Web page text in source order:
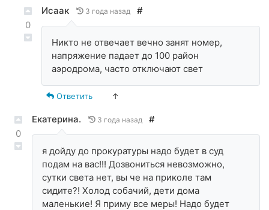
0
Исаак 3 года назад #
Никто не отвечает вечно занят номер,
напряжение падает до 100 район
аэродрома, часто отключают свет
Ответить ↑
0
Екатерина. 3 года назад #
я дойду до прокуратуры надо будет в суд
подам на вас!!! Дозвониться невозможно,
сутки света нет, вы че на приколе там
сидите?! Холод собачий, дети дома
маленькие! Я приму все меры! Надо будет